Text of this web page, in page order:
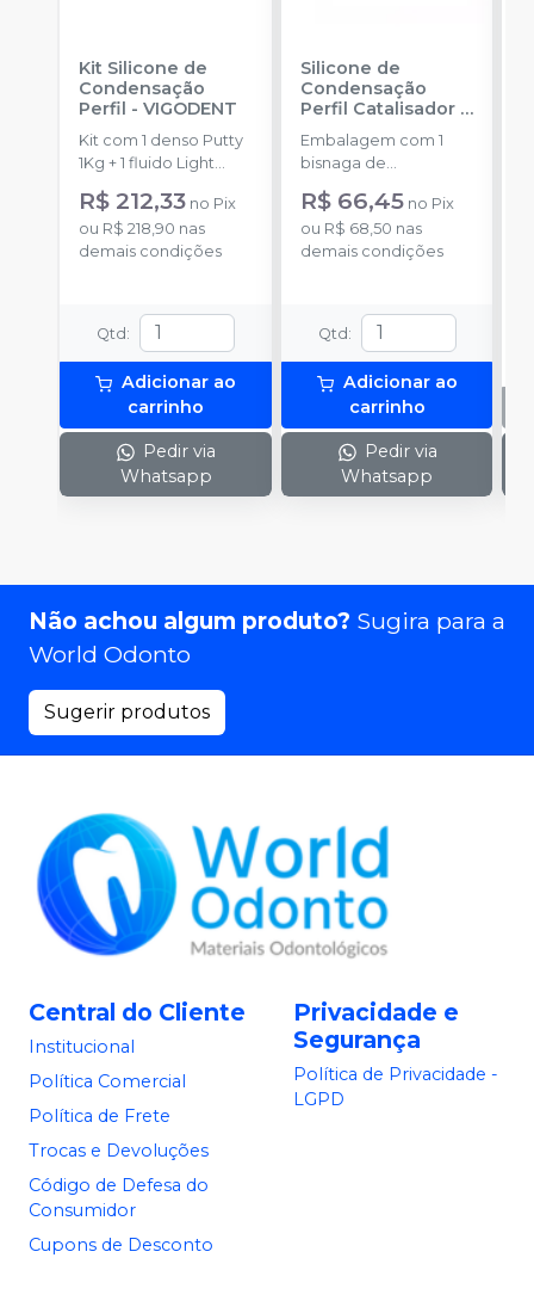
Kit Silicone de
Condensação
Perfil -VIGODENT
Kit com 1 denso Putty
1Kg + 1 fluido Light
Body 120g + 1
catalisador 60ml.
R$ 212,33 no Pix
ou R$ 218,90 nas
demais condições
Qtd :
Adicionar ao
carrinho
Pedir via
Whatsapp
Silicone de
Condensação
Perfil Catalisador-
VIGODENT
Embalagem com 1
bisnaga de
catalisador com 50g.
R$ 66,45 no Pix
ou R$ 68,50 nas
demais condições
Qtd :
Adicionar ao
carrinho
Pedir via
Whatsapp
Não achou algum produto? Sugira para a
World Odonto
Sugerir produtos
Central do Cliente
Institucional
Política Comercial
Política de Frete
Trocas e Devoluções
Código de Defesa do
Consumidor
Cupons de Desconto
Privacidade e
Segurança
Política de Privacidade -
LGPD